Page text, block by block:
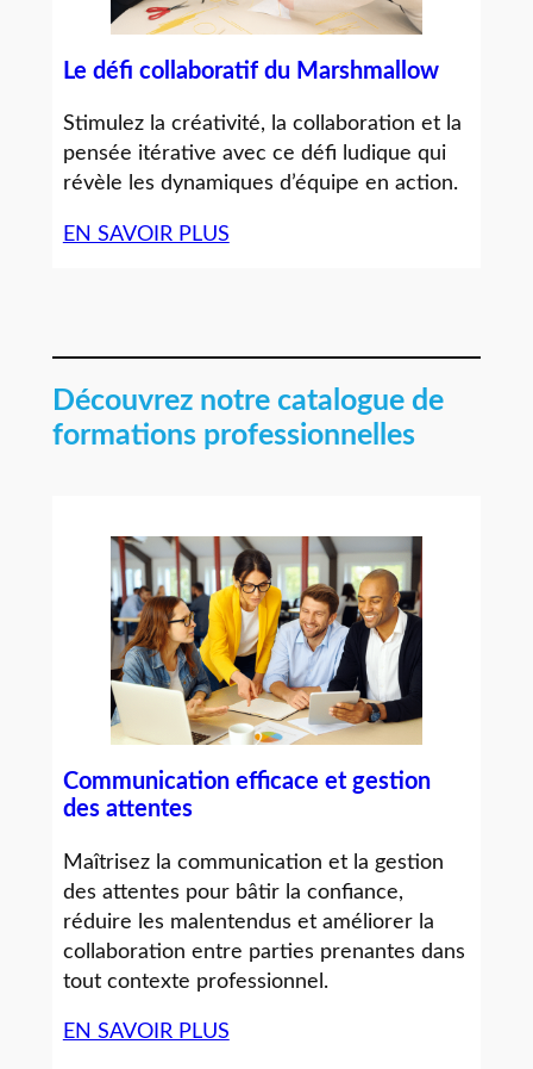
Le défi collaboratif du Marshmallow
Stimulez la créativité, la collaboration et la
pensée itérative avec ce défi ludique qui
révèle les dynamiques d’équipe en action.
EN SAVOIR PLUS
Découvrez notre catalogue de
formations professionnelles
Communication efficace et gestion
des attentes
Maîtrisez la communication et la gestion
des attentes pour bâtir la confiance,
réduire les malentendus et améliorer la
collaboration entre parties prenantes dans
tout contexte professionnel.
EN SAVOIR PLUS